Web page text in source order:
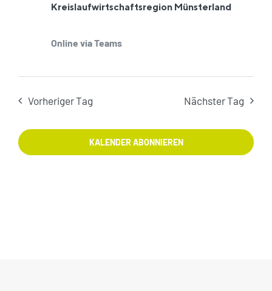
Kreislaufwirtschaftsregion Münsterland
Online via Teams
Vorheriger Tag Nächster Tag
KALENDER ABONNIEREN